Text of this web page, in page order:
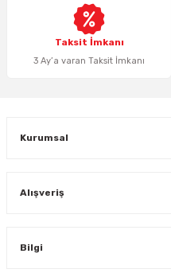
Bu ürüne benzer farklı
Taksit İmkanı
3 Ay’a varan Taksit İmkanı
Kurumsal
Alışveriş
Bilgi